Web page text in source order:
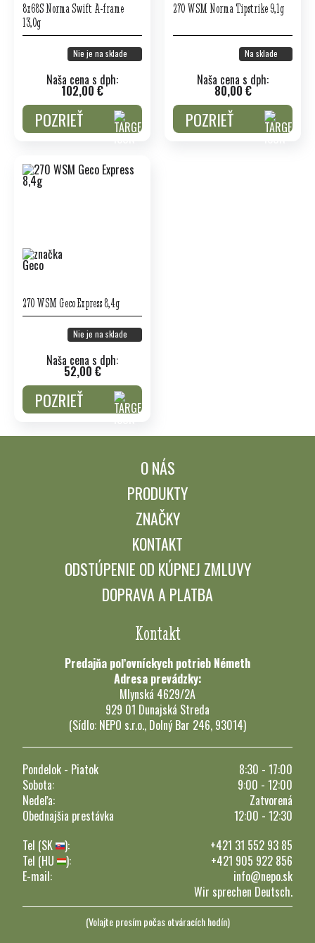
8x68S Norma Swift A-frame
13,0g
Nie je na sklade
Naša cena s dph:
102,00 €
POZRIEŤ
270 WSM Norma Tipstrike 9,1g
Na sklade
Naša cena s dph:
80,00 €
POZRIEŤ
270 WSM Geco Express 8,4g
Nie je na sklade
Naša cena s dph:
52,00 €
POZRIEŤ
O NÁS
PRODUKTY
ZNAČKY
KONTAKT
ODSTÚPENIE OD KÚPNEJ ZMLUVY
DOPRAVA A PLATBA
Kontakt
Predajňa poľovníckych potrieb Németh
Adresa prevádzky:
Mlynská 4629/2A
929 01 Dunajská Streda
(Sídlo: NEPO s.r.o., Dolný Bar 246, 93014)
Pondelok - Piatok
8:30 - 17:00
Sobota:
9:00 - 12:00
Nedeľa:
Zatvorená
Obednajšia prestávka
12:00 - 12:30
Tel (SK
):
+421 31 552 93 85
Tel (HU
):
+421 905 922 856
E-mail:
info@nepo.sk
Wir sprechen Deutsch.
(Volajte prosím počas otváracích hodín)